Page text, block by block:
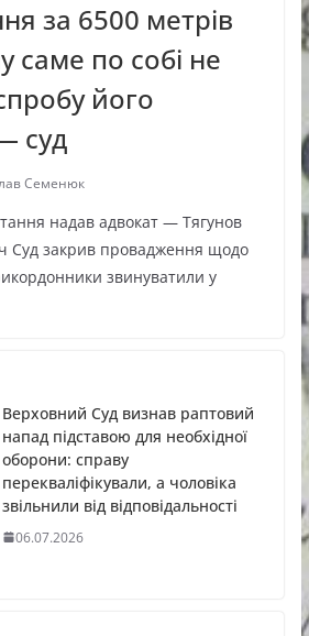
за 6500 метрів
саме по собі не
його
суд
Семенюк
надав адвокат — Тягунов
Суд закрив провадження щодо
звинуватили у
Верховний Суд визнав раптовий
напад підставою для необхідної
оборони: справу
перекваліфікували, а чоловіка
звільнили від відповідальності
06.07.2026